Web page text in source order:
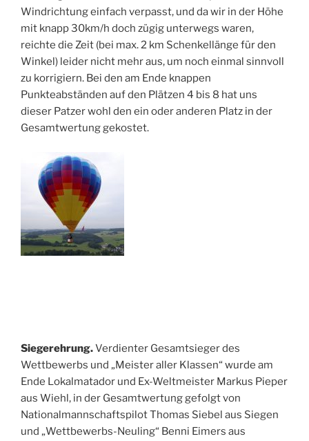
Windrichtung einfach verpasst, und da wir in der Höhe
mit knapp 30km/h doch zügig unterwegs waren,
reichte die Zeit (bei max. 2 km Schenkellänge für den
Winkel) leider nicht mehr aus, um noch einmal sinnvoll
zu korrigiern. Bei den am Ende knappen
Punkteabständen auf den Plätzen 4 bis 8 hat uns
dieser Patzer wohl den ein oder anderen Platz in der
Gesamtwertung gekostet.
Siegerehrung.Verdienter Gesamtsieger des
Wettbewerbs und „Meister aller Klassen“ wurde am
Ende Lokalmatador und Ex-Weltmeister Markus Pieper
aus Wiehl, in der Gesamtwertung gefolgt von
Nationalmannschaftspilot Thomas Siebel aus Siegen
und „Wettbewerbs-Neuling“ Benni Eimers aus